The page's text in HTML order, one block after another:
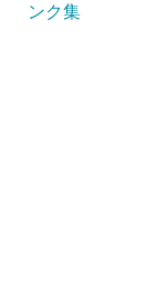
ンク集